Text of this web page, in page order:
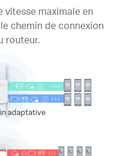
vitesse maximale en
chemin de connexion
routeur.
adaptative